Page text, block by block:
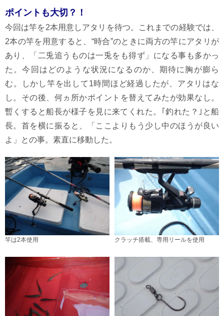
ポイントも大切？！
今回は竿を2本用意しアタリを待つ。これまでの経験では、
2本の竿を用意すると、“時合”のときに両方の竿にアタリが
あり、「二兎追うものは一兎をも得ず」になる事も多かっ
た。今回はどのような状況になるのか、期待に胸が膨ら
む。しかし竿を出して1時間ほど経過したが、アタリはな
し。その後、何ヵ所かポイントを替えてみたが効果なし。
暫くすると船長が様子を見に来てくれた。｢釣れた？｣と船
長。首を横に振ると、「ここよりもう少し中のほうが良い
よ」との事。素直に移動した。
竿は2本使用 クラッチ搭載、専用リールを使用